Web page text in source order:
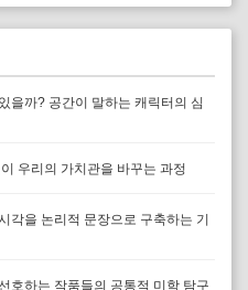
을까? 공간이 말하는 캐릭터의 심
우리의 가치관을 바꾸는 과정
각을 논리적 문장으로 구축하는 기
호하는 작품들의 공통적 미학 탐구